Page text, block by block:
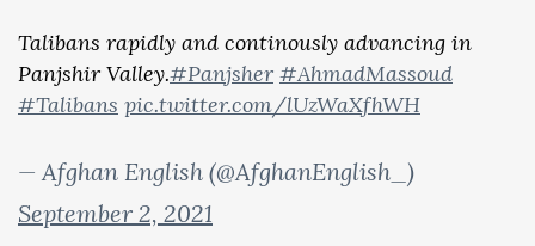
Talibans rapidly and continously advancing in
Panjshir Valley.#Panjsher #AhmadMassoud
#Talibans pic.twitter.com/lUzWaXfhWH
— Afghan English (@AfghanEnglish_)
September 2, 2021